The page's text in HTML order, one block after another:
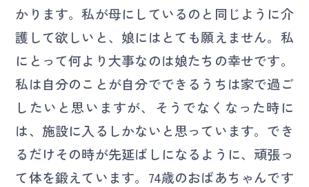
かります。私が母にしているのと同じように介
護して欲しいと、娘にはとても願えません。私
にとって何より大事なのは娘たちの幸せです。
私は自分のことが自分でできるうちは家で過ご
したいと思いますが、そうでなくなった時に
は、施設に入るしかないと思っています。でき
るだけその時が先延ばしになるように、頑張っ
て体を鍛えています。74歳のおばあちゃんです